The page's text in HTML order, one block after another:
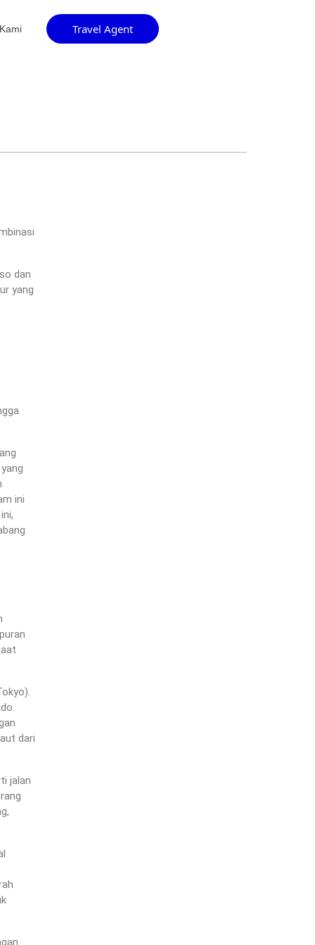
Travel Agent
dan
yang
ini
dari
jalan